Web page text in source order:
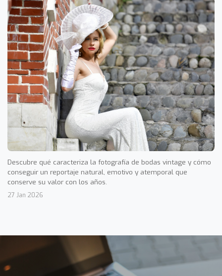
Descubre qué caracteriza la fotografía de bodas vintage y cómo
conseguir un reportaje natural, emotivo y atemporal que
conserve su valor con los años.
27 Jan 2026